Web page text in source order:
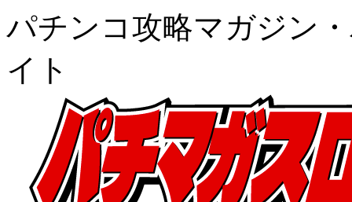
パチンコ攻略マガジン
イト